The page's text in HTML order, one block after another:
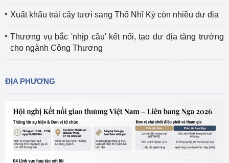
Xuất khẩu trái cây tươi sang Thổ Nhĩ Kỳ còn nhiều dư địa
Thương vụ bắc 'nhịp cầu' kết nối, tạo dư địa tăng trưởng
cho ngành Công Thương
ĐỊA PHƯƠNG